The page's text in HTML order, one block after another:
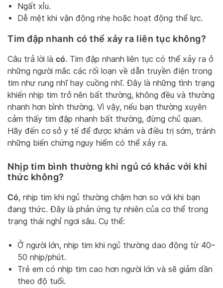
Ngất xỉu.
Dễ mệt khi vận động nhẹ hoặc hoạt động thể lực.
Tim đập nhanh có thể xảy ra liên tục không?
Câu trả lời là có. Tim đập nhanh liên tục có thể xảy ra ở
những người mắc các rối loạn về dẫn truyền điện trong
tim như rung nhĩ hay cuồng nhĩ. Đây là những tình trạng
khiến nhịp tim trở nên bất thường, không đều và thường
nhanh hơn bình thường. Vì vậy, nếu bạn thường xuyên
cảm thấy tim đập nhanh bất thường, đừng chủ quan.
Hãy đến cơ sở y tế để được khám và điều trị sớm, tránh
những biến chứng nguy hiểm có thể xảy ra.
Nhịp tim bình thường khi ngủ có khác với khi
thức không?
Có, nhịp tim khi ngủ thường chậm hơn so với khi bạn
đang thức. Đây là phản ứng tự nhiên của cơ thể trong
trạng thái nghỉ ngơi sâu. Cụ thể:
Ở người lớn, nhịp tim khi ngủ thường dao động từ 40–
50 nhịp/phút.
Trẻ em có nhịp tim cao hơn người lớn và sẽ giảm dần
theo độ tuổi.